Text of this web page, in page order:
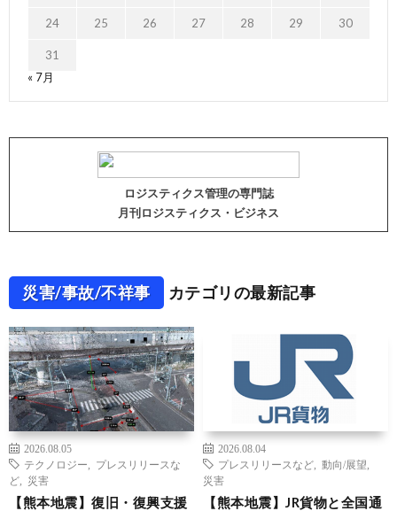
24 25 26 27 28 29 30
31
« 7月
ロジスティクス管理の専門誌
月刊ロジスティクス・ビジネス
災害/事故/不祥事 カテゴリの最新記事
2026.08.05
テクノロジー
プレスリリースな
ど
災害
【熊本地震】復旧・復興支援
2026.08.04
プレスリリースなど
動向/展望
災害
【熊本地震】JR貨物と全国通